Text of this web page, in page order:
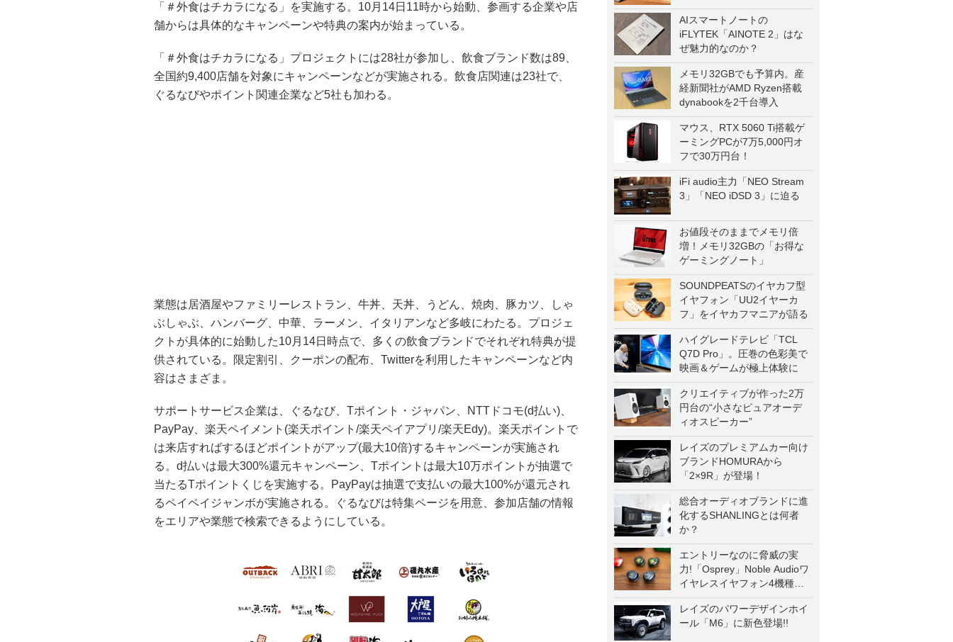
AIスマートノートの
iFLYTEK「AINOTE 2」はな
ぜ魅力的なのか？
メモリ32GBでも予算内。産
経新聞社がAMD Ryzen搭載
dynabookを2千台導入
マウス、RTX 5060 Ti搭載ゲ
ーミングPCが7万5,000円オ
フで30万円台！
iFi audio主力「NEO Stream
3」「NEO iDSD 3」に迫る
お値段そのままでメモリ倍
増！メモリ32GBの「お得な
ゲーミングノート」
SOUNDPEATSのイヤカフ型
イヤフォン「UU2イヤーカ
フ」をイヤカフマニアが語る
ハイグレードテレビ「TCL
Q7D Pro」。圧巻の色彩美で
映画＆ゲームが極上体験に
クリエイティブが作った2万
円台の“小さなピュアオーデ
ィオスピーカー”
レイズのプレミアムカー向け
ブランドHOMURAから
「2×9R」が登場！
総合オーディオブランドに進
化するSHANLINGとは何者
か？
エントリーなのに脅威の実
力!「Osprey」Noble Audioワ
イヤレスイヤフォン4機種を
一気に聴く
レイズのパワーデザインホイ
ール「M6」に新色登場!!
「＃外食はチカラになる」を実施する。10月14日11時から始動、参画する企業や店
舗からは具体的なキャンペーンや特典の案内が始まっている。
「＃外食はチカラになる」プロジェクトには28社が参加し、飲食ブランド数は89、
全国約9,400店舗を対象にキャンペーンなどが実施される。飲食店関連は23社で、
ぐるなびやポイント関連企業など5社も加わる。
業態は居酒屋やファミリーレストラン、牛丼、天丼、うどん、焼肉、豚カツ、しゃ
ぶしゃぶ、ハンバーグ、中華、ラーメン、イタリアンなど多岐にわたる。プロジェ
クトが具体的に始動した10月14日時点で、多くの飲食ブランドでそれぞれ特典が提
供されている。限定割引、クーポンの配布、Twitterを利用したキャンペーンなど内
容はさまざま。
サポートサービス企業は、ぐるなび、Tポイント・ジャパン、NTTドコモ(d払い)、
PayPay、楽天ペイメント(楽天ポイント/楽天ペイアプリ/楽天Edy)。楽天ポイントで
は来店すればするほどポイントがアップ(最大10倍)するキャンペーンが実施され
る。d払いは最大300%還元キャンペーン、Tポイントは最大10万ポイントが抽選で
当たるTポイントくじを実施する。PayPayは抽選で支払いの最大100%が還元され
るペイペイジャンボが実施される。ぐるなびは特集ページを用意、参加店舗の情報
をエリアや業態で検索できるようにしている。